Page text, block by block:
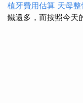
植牙費用估算 天母
鐵還多，而按照今天